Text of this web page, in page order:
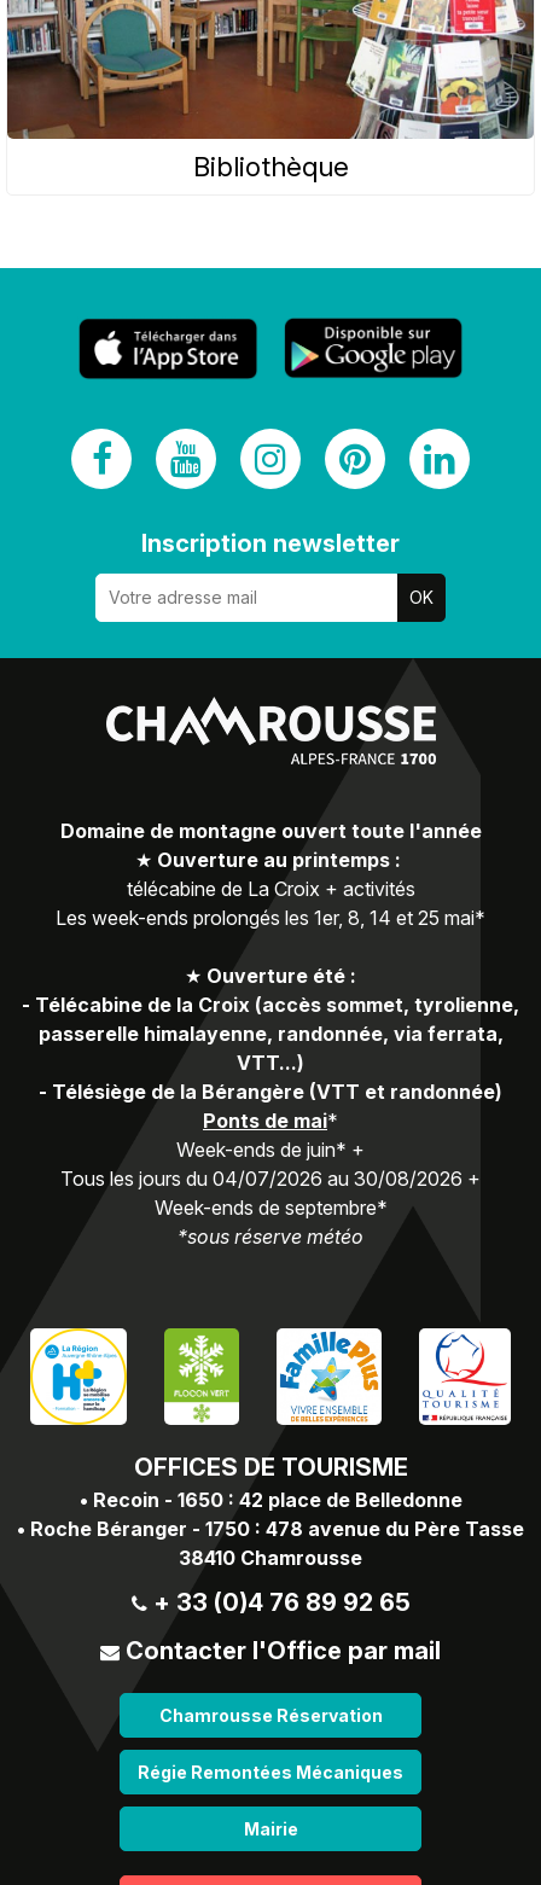
Bibliothèque
Inscription newsletter
OFFICES DE TOURISME
• Recoin - 1650 : 42 place de Belledonne
• Roche Béranger - 1750 : 478 avenue du Père Tasse
38410 Chamrousse
+ 33 (0)4 76 89 92 65
Contacter l'Office par mail
Chamrousse Réservation
Régie Remontées Mécaniques
Mairie
Domaine de montagne ouvert toute l'année
★ Ouverture au printemps :
télécabine de La Croix + activités
Les week-ends prolongés les 1er, 8, 14 et 25 mai*
★ Ouverture été :
- Télécabine de la Croix (accès sommet, tyrolienne,
passerelle himalayenne, randonnée, via ferrata,
VTT...)
- Télésiège de la Bérangère (VTT et randonnée)
Ponts de mai*
Week-ends de juin* +
Tous les jours du 04/07/2026 au 30/08/2026 +
Week-ends de septembre*
*sous réserve météo